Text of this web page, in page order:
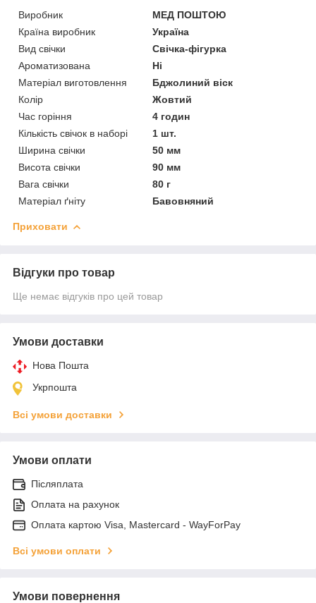
Виробник
МЕД ПОШТОЮ
Країна виробник
Україна
Вид свічки
Свічка-фігурка
Ароматизована
Ні
Матеріал виготовлення
Бджолиний віск
Колір
Жовтий
Час горіння
4 годин
Кількість свічок в наборі
1 шт.
Ширина свічки
50 мм
Висота свічки
90 мм
Вага свічки
80 г
Матеріал ґніту
Бавовняний
Приховати
Відгуки про товар
Ще немає відгуків про цей товар
Умови доставки
Нова Пошта
Укрпошта
Всі умови доставки
Умови оплати
Післяплата
Оплата на рахунок
Оплата картою Visa, Mastercard - WayForPay
Всі умови оплати
Умови повернення